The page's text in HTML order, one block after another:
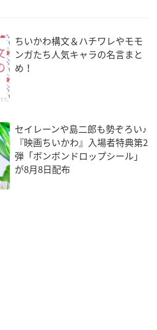
ちいかわ構文＆ハチワレやモモ
ンガたち人気キャラの名言まと
め！
セイレーンや島二郎も勢ぞろい♪
『映画ちいかわ』入場者特典第2
弾「ボンボンドロップシール」
が8月8日配布